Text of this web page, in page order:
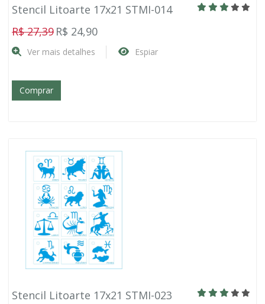
Stencil Litoarte 17x21 STMI-014
R$ 27,39 R$ 24,90
Ver mais detalhes Espiar
Comprar
Stencil Litoarte 17x21 STMI-023